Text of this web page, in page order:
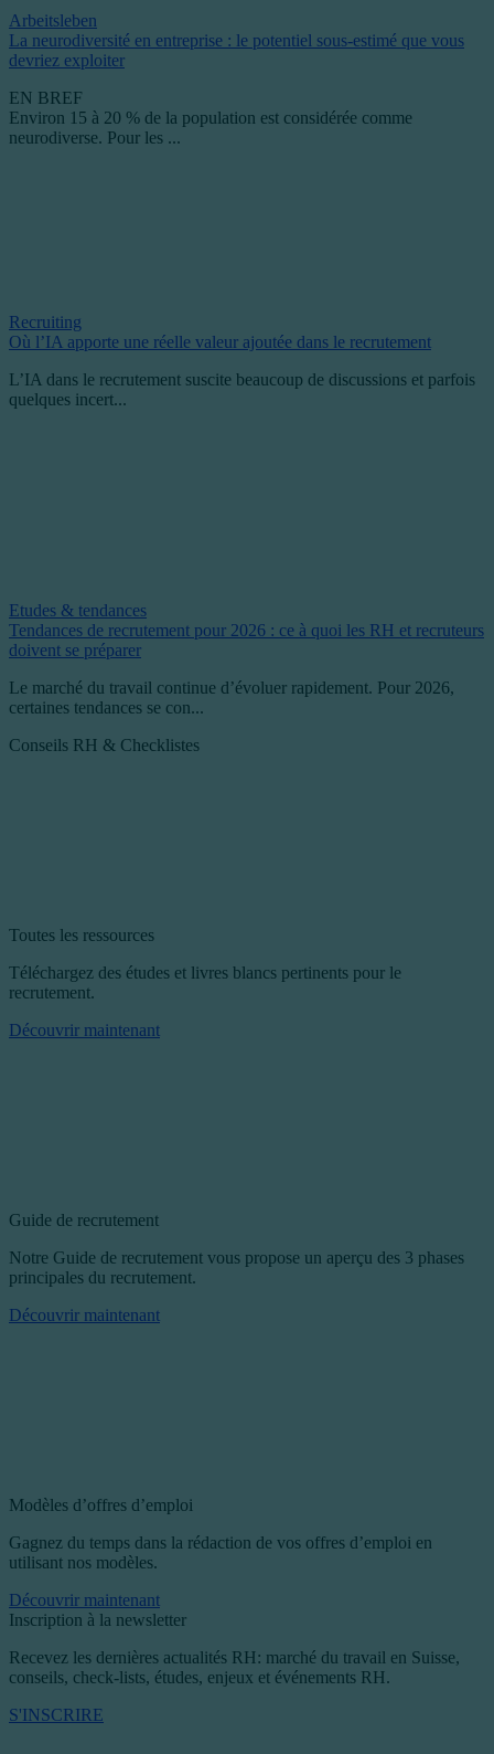
Arbeitsleben
La neurodiversité en entreprise : le potentiel sous-estimé que vous
devriez exploiter
EN BREF
Environ 15 à 20 % de la population est considérée comme
neurodiverse. Pour les ...
Recruiting
Où l’IA apporte une réelle valeur ajoutée dans le recrutement
L’IA dans le recrutement suscite beaucoup de discussions et parfois
quelques incert...
Etudes & tendances
Tendances de recrutement pour 2026 : ce à quoi les RH et recruteurs
doivent se préparer
Le marché du travail continue d’évoluer rapidement. Pour 2026,
certaines tendances se con...
Conseils RH & Checklistes
Toutes les ressources
Téléchargez des études et livres blancs pertinents pour le
recrutement.
Découvrir maintenant
Guide de recrutement
Notre Guide de recrutement vous propose un aperçu des 3 phases
principales du recrutement.
Découvrir maintenant
Modèles d’offres d’emploi
Gagnez du temps dans la rédaction de vos offres d’emploi en
utilisant nos modèles.
Découvrir maintenant
Inscription à la newsletter
Recevez les dernières actualités RH: marché du travail en Suisse,
conseils, check-lists, études, enjeux et événements RH.
S'INSCRIRE